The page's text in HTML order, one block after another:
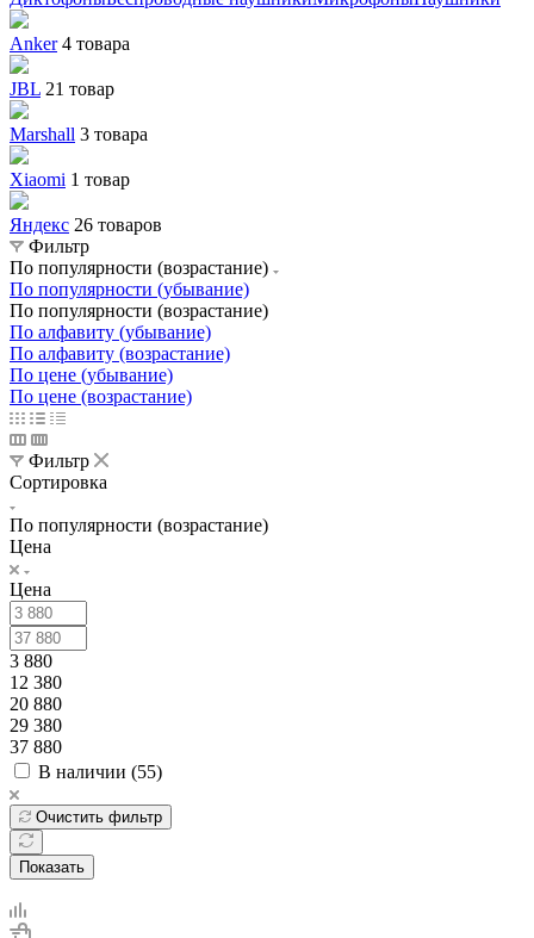
Anker 4 товара
JBL 21 товар
Marshall 3 товара
Xiaomi 1 товар
Яндекс 26 товаров
Фильтр
По популярности (возрастание)
По популярности (убывание)
По популярности (возрастание)
По алфавиту (убывание)
По алфавиту (возрастание)
По цене (убывание)
По цене (возрастание)
Фильтр
Сортировка
По популярности (возрастание)
Цена
Цена
3 880
12 380
20 880
29 380
37 880
В наличии (55)
Очистить фильтр
Показать